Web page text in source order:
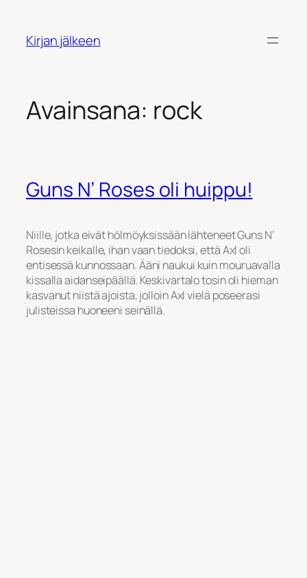
Kirjan jälkeen
Avainsana: rock
Guns N’ Roses oli huippu!
Niille, jotka eivät hölmöyksissään lähteneet Guns N’
Rosesin keikalle, ihan vaan tiedoksi, että Axl oli
entisessä kunnossaan. Ääni naukui kuin mouruavalla
kissalla aidanseipäällä. Keskivartalo tosin oli hieman
kasvanut niistä ajoista, jolloin Axl vielä poseerasi
julisteissa huoneeni seinällä.